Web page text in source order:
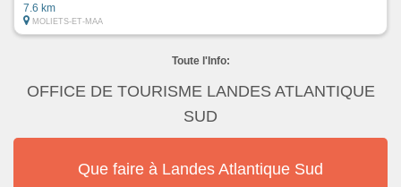
7.6 km
MOLIETS-ET-MAA
Toute l'Info:
OFFICE DE TOURISME LANDES ATLANTIQUE
SUD
Que faire à Landes Atlantique Sud